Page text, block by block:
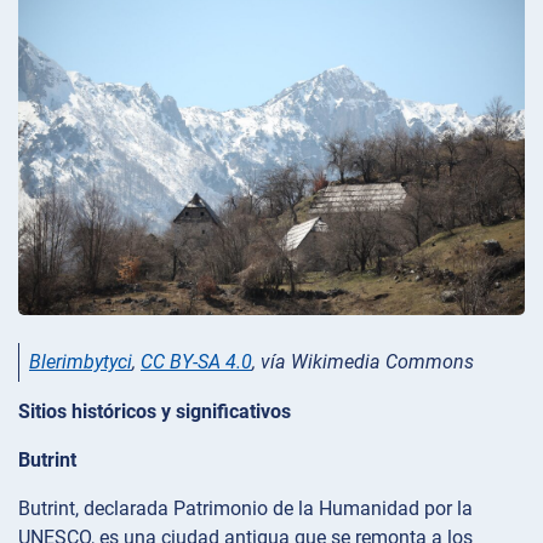
Blerimbytyci, CC BY-SA 4.0, vía Wikimedia Commons
Sitios históricos y significativos
Butrint
Butrint, declarada Patrimonio de la Humanidad por la
UNESCO, es una ciudad antigua que se remonta a los